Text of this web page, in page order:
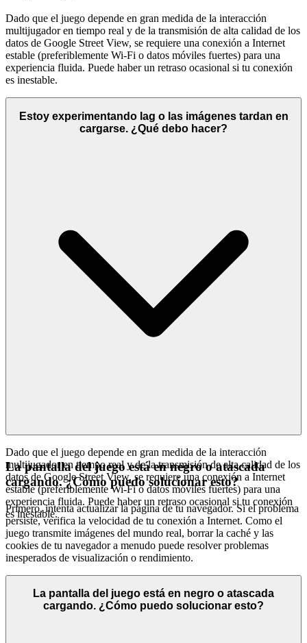
Dado que el juego depende en gran medida de la interacción
multijugador en tiempo real y de la transmisión de alta calidad de los
datos de Google Street View, se requiere una conexión a Internet
estable (preferiblemente Wi-Fi o datos móviles fuertes) para una
experiencia fluida. Puede haber un retraso ocasional si tu conexión
es inestable.
Estoy experimentando lag o las imágenes tardan en
cargarse. ¿Qué debo hacer?
Dado que el juego depende en gran medida de la interacción
multijugador en tiempo real y de la transmisión de alta calidad de los
datos de Google Street View, se requiere una conexión a Internet
estable (preferiblemente Wi-Fi o datos móviles fuertes) para una
experiencia fluida. Puede haber un retraso ocasional si tu conexión
es inestable.
La pantalla del juego está en negro o atascada
cargando. ¿Cómo puedo solucionar esto?
Primero, intenta actualizar la página de tu navegador. Si el problema
persiste, verifica la velocidad de tu conexión a Internet. Como el
juego transmite imágenes del mundo real, borrar la caché y las
cookies de tu navegador a menudo puede resolver problemas
inesperados de visualización o rendimiento.
La pantalla del juego está en negro o atascada
cargando. ¿Cómo puedo solucionar esto?